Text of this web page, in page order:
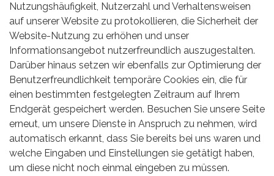
Nutzungshäufigkeit, Nutzerzahl und Verhaltensweisen
auf unserer Website zu protokollieren, die Sicherheit der
Website-Nutzung zu erhöhen und unser
Informationsangebot nutzerfreundlich auszugestalten.
Darüber hinaus setzen wir ebenfalls zur Optimierung der
Benutzerfreundlichkeit temporäre Cookies ein, die für
einen bestimmten festgelegten Zeitraum auf Ihrem
Endgerät gespeichert werden. Besuchen Sie unsere Seite
erneut, um unsere Dienste in Anspruch zu nehmen, wird
automatisch erkannt, dass Sie bereits bei uns waren und
welche Eingaben und Einstellungen sie getätigt haben,
um diese nicht noch einmal eingeben zu müssen.